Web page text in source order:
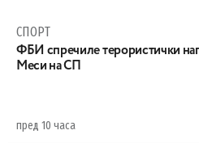
СПОРТ
ФБИ спречиле терористички
Меси на СП
пред 10 часа